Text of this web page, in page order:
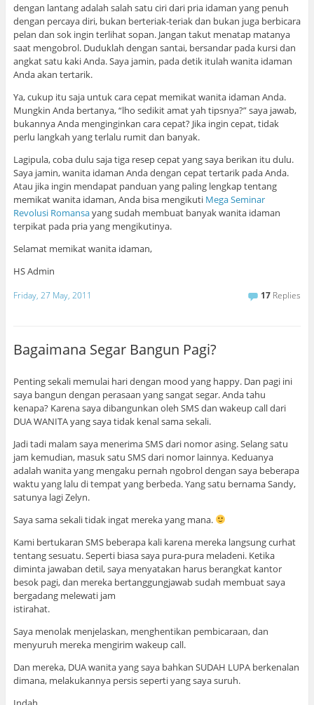
dengan lantang adalah salah satu ciri dari pria idaman yang penuh
dengan percaya diri, bukan berteriak-teriak dan bukan juga berbicara
pelan dan sok ingin terlihat sopan. Jangan takut menatap matanya
saat mengobrol. Duduklah dengan santai, bersandar pada kursi dan
angkat satu kaki Anda. Saya jamin, pada detik itulah wanita idaman
Anda akan tertarik.
Ya, cukup itu saja untuk cara cepat memikat wanita idaman Anda.
Mungkin Anda bertanya, “lho sedikit amat yah tipsnya?” saya jawab,
bukannya Anda menginginkan cara cepat? Jika ingin cepat, tidak
perlu langkah yang terlalu rumit dan banyak.
Lagipula, coba dulu saja tiga resep cepat yang saya berikan itu dulu.
Saya jamin, wanita idaman Anda dengan cepat tertarik pada Anda.
Atau jika ingin mendapat panduan yang paling lengkap tentang
memikat wanita idaman, Anda bisa mengikuti Mega Seminar
Revolusi Romansayang sudah membuat banyak wanita idaman
terpikat pada pria yang mengikutinya.
Selamat memikat wanita idaman,
HS Admin
Friday, 27 May, 2011 17 Replies
Bagaimana Segar Bangun Pagi?
Penting sekali memulai hari dengan mood yang happy. Dan pagi ini
saya bangun dengan perasaan yang sangat segar. Anda tahu
kenapa? Karena saya dibangunkan oleh SMS dan wakeup call dari
DUA WANITA yang saya tidak kenal sama sekali.
Jadi tadi malam saya menerima SMS dari nomor asing. Selang satu
jam kemudian, masuk satu SMS dari nomor lainnya. Keduanya
adalah wanita yang mengaku pernah ngobrol dengan saya beberapa
waktu yang lalu di tempat yang berbeda. Yang satu bernama Sandy,
satunya lagi Zelyn.
Saya sama sekali tidak ingat mereka yang mana.
Kami bertukaran SMS beberapa kali karena mereka langsung curhat
tentang sesuatu. Seperti biasa saya pura-pura meladeni. Ketika
diminta jawaban detil, saya menyatakan harus berangkat kantor
besok pagi, dan mereka bertanggungjawab sudah membuat saya
bergadang melewati jam
istirahat.
Saya menolak menjelaskan, menghentikan pembicaraan, dan
menyuruh mereka mengirim wakeup call.
Dan mereka, DUA wanita yang saya bahkan SUDAH LUPA berkenalan
dimana, melakukannya persis seperti yang saya suruh.